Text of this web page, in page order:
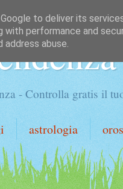
- Controlla gratis il
astrologia
to deliver its
with performance and
abuse.